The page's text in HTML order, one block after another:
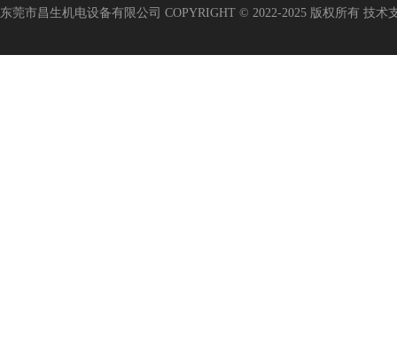
东莞市昌生机电设备有限公司 COPYRIGHT © 2022-2025 版权所有 技术